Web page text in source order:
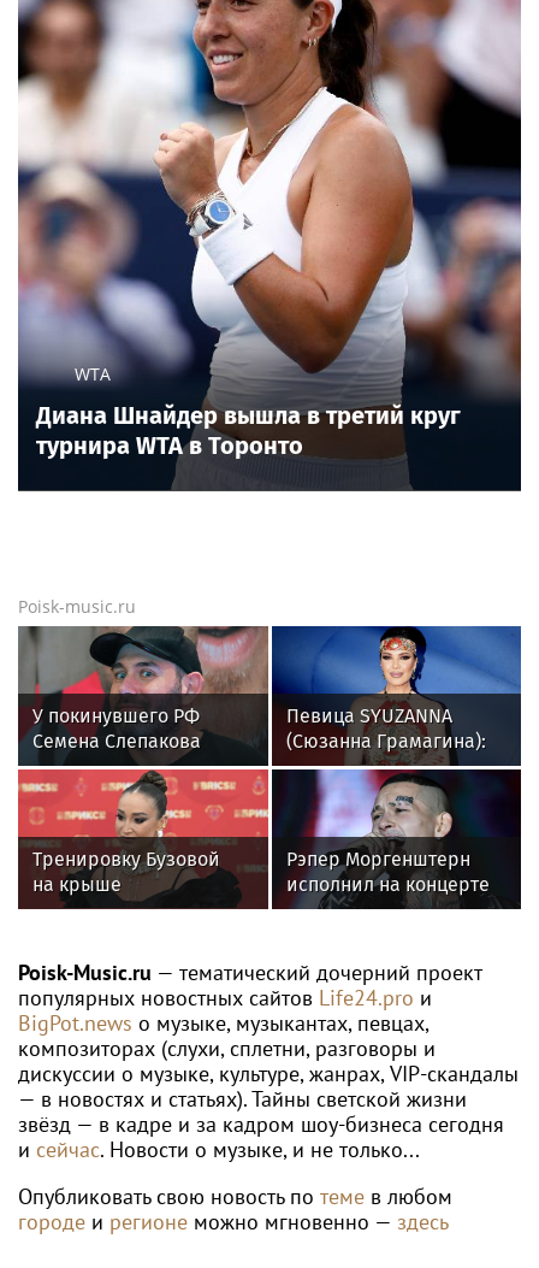
Национальное объединение изыскателей
и проектировщиков объявляет о приеме
заявок на XI Международный
профессиональный конкурс НОПРИЗ на
лучший проект
Новости тенниса
WTA
Диана Шнайдер вышла в третий круг
турнира WTA в Торонто